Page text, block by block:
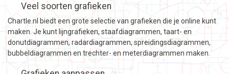
Veel soorten grafieken
Chartle.nl biedt een grote selectie van grafieken die je online kunt
maken. Je kunt lijngrafieken, staafdiagrammen, taart- en
donutdiagrammen, radardiagrammen, spreidingsdiagrammen,
bubbeldiagrammen en trechter- en meterdiagrammen maken.